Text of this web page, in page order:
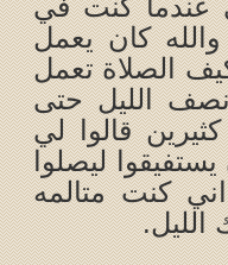
عندما كنت في
كان يعمل
الصلاة تعمل
الليل حتى
قالوا لي
ليصلوا
كنت متالمه